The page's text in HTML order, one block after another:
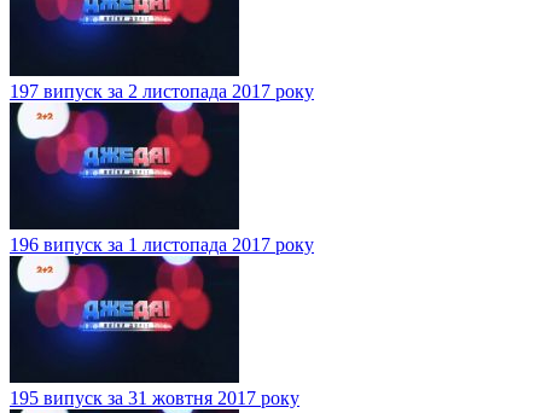
197 випуск за 2 листопада 2017 року
196 випуск за 1 листопада 2017 року
195 випуск за 31 жовтня 2017 року